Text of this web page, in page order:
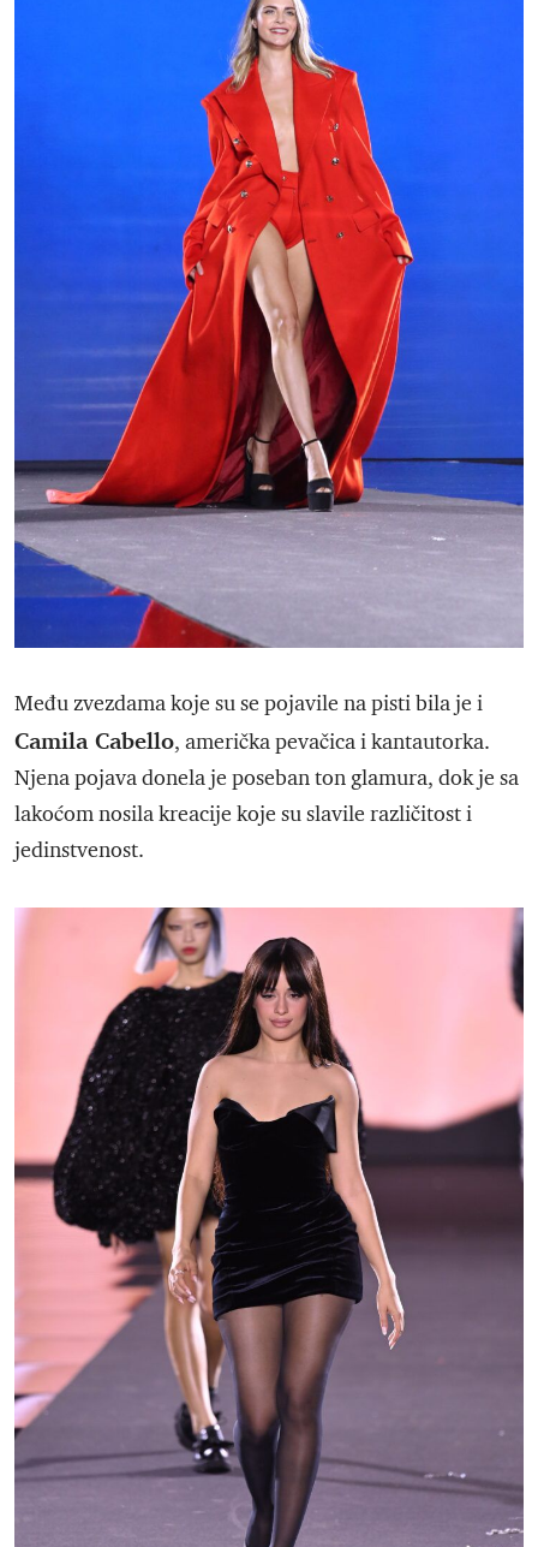
Među zvezdama koje su se pojavile na pisti bila je i
Camila Cabello, američka pevačica i kantautorka.
Njena pojava donela je poseban ton glamura, dok je sa
lakoćom nosila kreacije koje su slavile različitost i
jedinstvenost.